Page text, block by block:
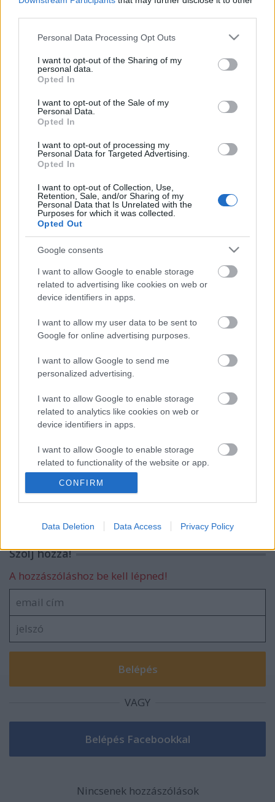
Please note that this website/app uses one or more Google
not limited to your visit or usage behaviour. You may click to
grant or deny consent to Google and its third-party tags to
use your data for below specified purposes in below Google
consent section.
Personal Data Processing Opt Outs
I want to opt-out of the Sharing of my
personal data.
Opted In
I want to opt-out of the Sale of my
Personal Data.
Opted In
I want to opt-out of processing my
Personal Data for Targeted Advertising.
Opted In
I want to opt-out of Collection, Use,
Retention, Sale, and/or Sharing of my
Personal Data that Is Unrelated with the
Purposes for which it was collected.
Opted Out
Google consents
I want to allow Google to enable storage
related to advertising like cookies on web or
device identifiers in apps.
I want to allow my user data to be sent to
Google for online advertising purposes.
I want to allow Google to send me
personalized advertising.
I want to allow Google to enable storage
related to analytics like cookies on web or
device identifiers in apps.
I want to allow Google to enable storage
related to functionality of the website or app.
I want to allow Google to enable storage
related to personalization.
I want to allow Google to enable storage
functionality and fraud prevention, and other
CONFIRM
Data Deletion Data Access Privacy Policy
Lombhullással a gyöngyvirágot, nagypéntekkel a
Címkék:Szentendre
Ajánlott bejegyzések:
Szörnyű métely
Dugótánc
Ironikus
Operában énekelni
Robinson
Szólj hozzá!
A hozzászóláshoz be kell lépned!
VAGY
Nincsenek hozzászólások